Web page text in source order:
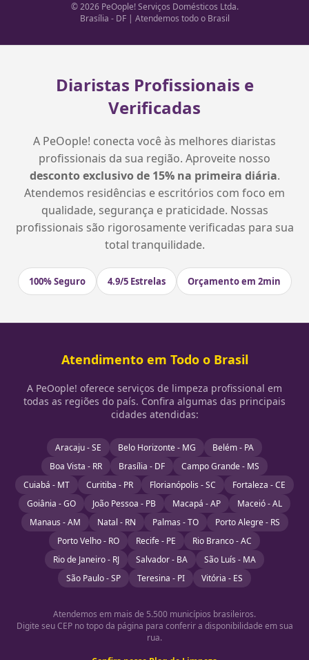
© 2026 PeOople! Serviços Domésticos Ltda.
Brasília - DF | Atendemos todo o Brasil
Diaristas Profissionais e
Verificadas
A PeOople! conecta você às melhores diaristas
profissionais da sua região. Aproveite nosso
desconto exclusivo de 15% na primeira diária.
Atendemos residências e escritórios com foco em
qualidade, segurança e praticidade. Nossas
profissionais são rigorosamente verificadas para sua
total tranquilidade.
100% Seguro 4.9/5 Estrelas Orçamento em 2min
Atendimento em Todo o Brasil
A PeOople! oferece serviços de limpeza profissional em
todas as regiões do país. Confira algumas das principais
cidades atendidas:
Aracaju - SE Belo Horizonte - MG
Belém - PA
Boa Vista - RR
Brasília - DF
Campo Grande - MS
Cuiabá - MT
Curitiba - PR Florianópolis - SC
Fortaleza - CE
Goiânia - GO
João Pessoa - PB Macapá - AP
Maceió - AL
Manaus - AM
Natal - RN Palmas - TO
Porto Alegre - RS
Porto Velho - RO
Recife - PE
Rio Branco - AC
Rio de Janeiro - RJ
Salvador - BA
São Luís - MA
São Paulo - SP
Teresina - PI Vitória - ES
Atendemos em mais de 5.500 municípios brasileiros.
Digite seu CEP no topo da página para conferir a disponibilidade em sua
rua.